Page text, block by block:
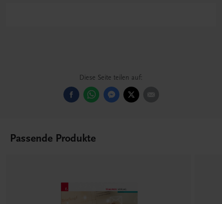
Diese Seite teilen auf:
Passende Produkte